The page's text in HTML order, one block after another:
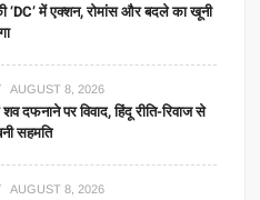
में एक्शन, रोमांस और बदले का खूनी
AUGUST 8, 2026
दफनाने पर विवाद, हिंदू रीति-रिवाज से
सहमति
AUGUST 8, 2026